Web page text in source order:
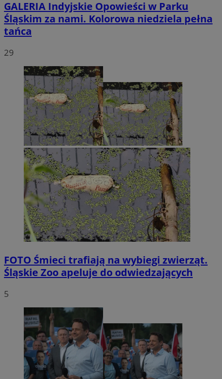
GALERIA Indyjskie Opowieści w Parku
Śląskim za nami. Kolorowa niedziela pełna
tańca
29
FOTO Śmieci trafiają na wybiegi zwierząt.
Śląskie Zoo apeluje do odwiedzających
5